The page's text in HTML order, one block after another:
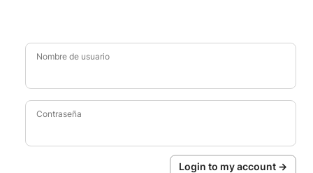
Nombre de usuario
Contraseña
Login to my account →